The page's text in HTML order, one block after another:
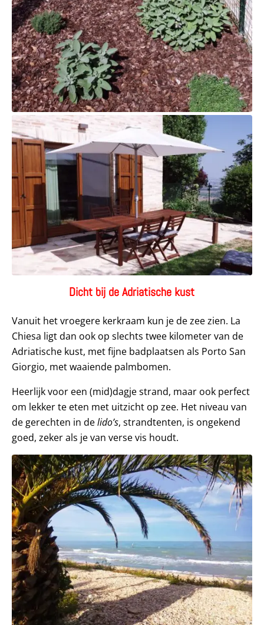
Dicht bij de Adriatische kust
Vanuit het vroegere kerkraam kun je de zee zien. La
Chiesa ligt dan ook op slechts twee kilometer van de
Adriatische kust, met fijne badplaatsen als Porto San
Giorgio, met waaiende palmbomen.
Heerlijk voor een (mid)dagje strand, maar ook perfect
om lekker te eten met uitzicht op zee. Het niveau van
de gerechten in delido’s, strandtenten, is ongekend
goed, zeker als je van verse vis houdt.